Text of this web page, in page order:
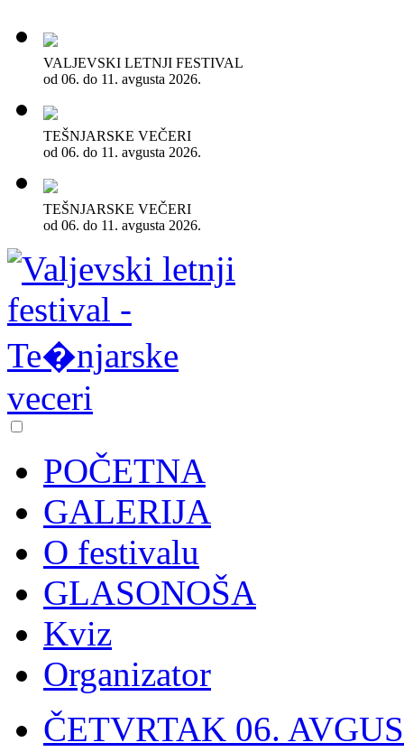
VALJEVSKI LETNJI FESTIVAL
od 06. do 11. avgusta 2026.
TEŠNJARSKE VEČERI
od 06. do 11. avgusta 2026.
TEŠNJARSKE VEČERI
od 06. do 11. avgusta 2026.
POČETNA
GALERIJA
O festivalu
GLASONOŠA
Kviz
Organizator
ČETVRTAK 06.